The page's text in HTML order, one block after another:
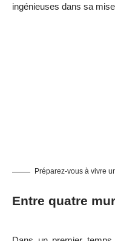
ingénieuses dans sa
Préparez-vous à vivre
Entre quatre